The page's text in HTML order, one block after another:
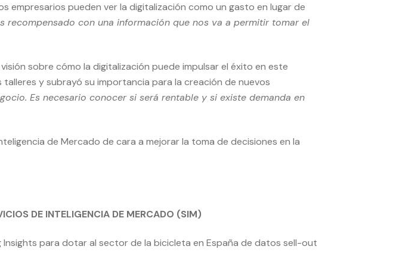
empresarios pueden ver la digitalización como un gasto en lugar de
recompensado con una información que nos va a permitir tomar el
sobre cómo la digitalización puede impulsar el éxito en este
y subrayó su importancia para la creación de nuevos
Es necesario conocer si será rentable y si existe demanda en
de Mercado de cara a mejorar la toma de decisiones en la
DE INTELIGENCIA DE MERCADO (SIM)
para dotar al sector de la bicicleta en España de datos sell-out